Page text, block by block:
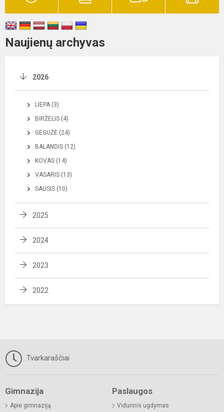
Naujienų archyvas
2026
LIEPA (3)
BIRŽELIS (4)
GEGUŽĖ (24)
BALANDIS (12)
KOVAS (14)
VASARIS (13)
SAUSIS (10)
2025
2024
2023
2022
Tvarkaraščiai
Gimnazija
Apie gimnaziją
Paslaugos
Vidurinis ugdymas